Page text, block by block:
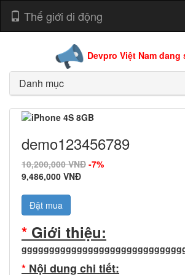
Thế giới di động
Devpro Việt Nam đang
Danh mục
demo123456789
10,200,000 VNĐ -7%
9,486,000 VNĐ
Đặt mua
* Giới thiệu:
* Nội dung chi tiết: